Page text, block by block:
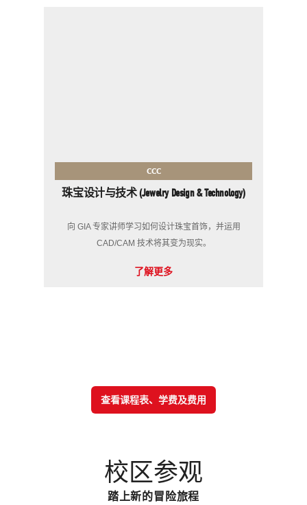
CCC
珠宝设计与技术 (Jewelry Design & Technology)
向 GIA 专家讲师学习如何设计珠宝首饰，并运用
CAD/CAM 技术将其变为现实。
了解更多
查看课程表、学费及费用
校区参观
踏上新的冒险旅程